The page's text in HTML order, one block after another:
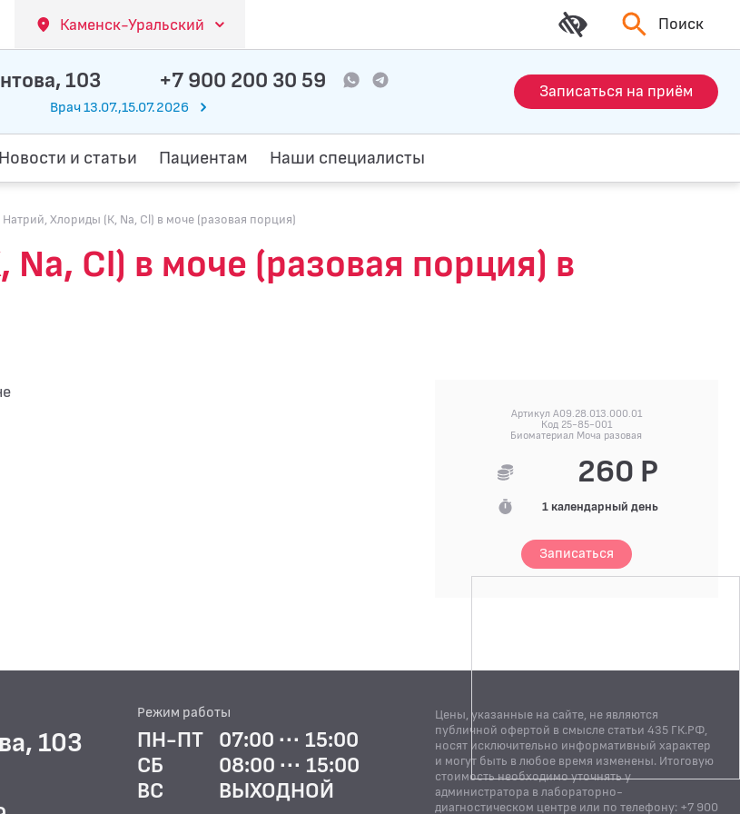
Каменск-Уральский Поиск
103 +7 900 200 30 59
Врач 13.07.,15.07.2026
Записаться на приём
Новости и статьи Пациентам Наши специалисты
Натрий, Хлориды (К, Na, Cl) в моче (разовая порция)
Cl) в моче (разовая порция) в
Артикул A09.28.013.000.01
Код 25-85-001
Биоматериал Моча разовая
260 Р
1 календарный день
Записаться
103
Режим работы
ПН-ПТ
07:00 ··· 15:00
СБ
08:00 ··· 15:00
ВС
ВЫХОДНОЙ
Цены, указанные на сайте, не являются
публичной офертой в смысле статьи 435 ГК.РФ,
носят исключительно информативный характер
и могут быть в любое время изменены. Итоговую
стоимость необходимо уточнять у
администратора в лабораторно-
диагностическом центре или по телефону: +7 900